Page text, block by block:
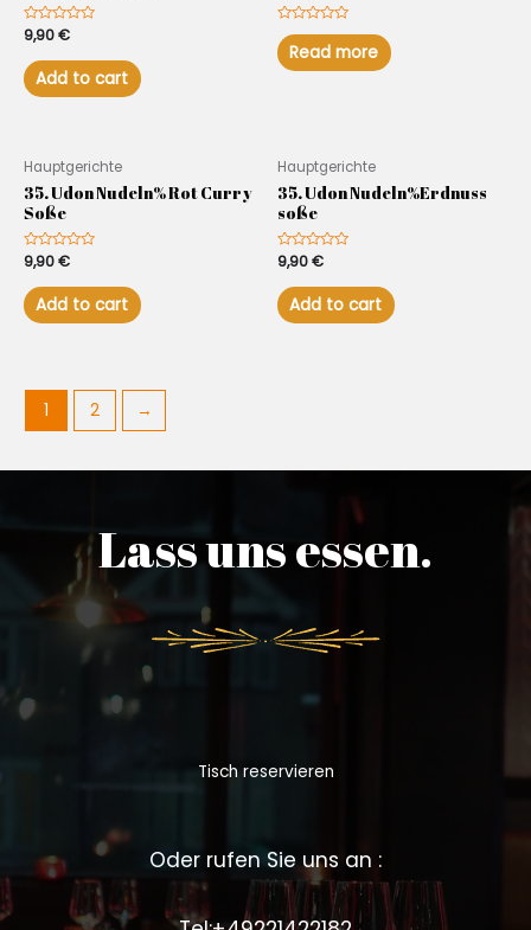
Rated
out
of
5
9,90€
Add to cart
Rated
0
out
of
Read more
Hauptgerichte
35. Udon Nudeln% Rot Curry
Soße
Rated
out
of
5
9,90€
Add to cart
Hauptgerichte
35. Udon Nudeln%Erdnuss
soße
Rated
out
of
5
9,90€
Add to cart
1 2 →
Lass uns essen.
Tisch reservieren
Oder rufen Sie uns an :